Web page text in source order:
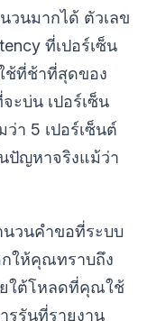
วนมากได้ ตัวเลข
ที่เปอร์เซ็น
ช้ที่ช้าที่สุดของ
ะบ่น เปอร์เซ็น
า 5 เปอร์เซ็นต์
ปัญหาจริงแม้ว่า
นวนคำขอที่ระบบ
กให้คุณทราบถึง
ใต้โหลดที่คุณใช้
รรันที่รายงาน